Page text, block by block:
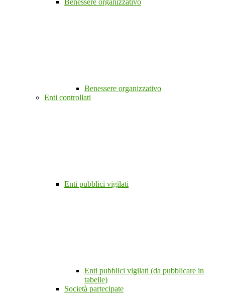
Benessere organizzativo
Benessere organizzativo
Enti controllati
Enti pubblici vigilati
Enti pubblici vigilati (da pubblicare in
tabelle)
Società partecipate